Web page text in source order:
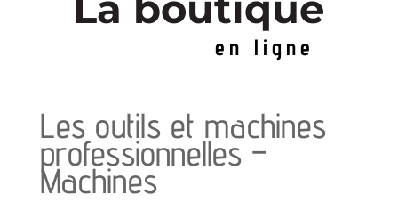
en ligne
Les outils et machines
professionnelles –
Machines